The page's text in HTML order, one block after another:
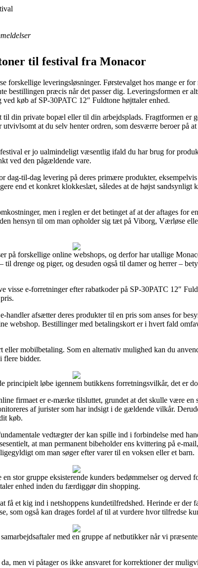
til festival fra Monacor
forskellige leveringsløsninger. Førstevalget hos mange er
bestillingen præcis når det passer dig. Leveringsformen er
køb af SP-30PATC 12″ Fuldtone højttaler enhed.
din private bopæl eller til din arbejdsplads. Fragtformen er
at du selv henter ordren, som desværre beroer på
er jo ualmindeligt væsentlig ifald du har brug for
ved den pågældende vare.
dag-til-dag levering på deres primære produkter,
end et konkret klokkeslæt, således at de højst sandsynligt
men i reglen er det betinget af at der aftages for
hensyn til om man opholder sig tæt på Viborg, Værløse
på forskellige online webshops, og derfor har utallige
til drenge og piger, og desuden også til damer og herrer –
visse e-forretninger efter rabatkoder på SP-30PATC 12″
handler afsætter deres produkter til en pris som anses for
webshop. Bestillinger med betalingskort er i hvert fald
mobilbetaling. Som en alternativ mulighed kan du
flere bidder.
principielt løbe igennem butikkens forretningsvilkår, det er
firmaet er e-mærke tilsluttet, grundet at det skulle være en
af jurister som har indsigt i de gældende vilkår.
køb.
vedtægter der kan spille ind i forbindelse med
at man permanent bibeholder ens kvittering på e-
om man søger efter varer til en voksen eller et barn.
stor gruppe eksisterende kunders bedømmelser og derved
enhed inden du færdiggør din shopping.
få et kig ind i netshoppens kundetilfredshed. Herinde er der
som også kan drages fordel af til at vurdere hvor tilfredse
med en gruppe af netbutikker når vi
men vi påtager os ikke ansvaret for korrektioner der